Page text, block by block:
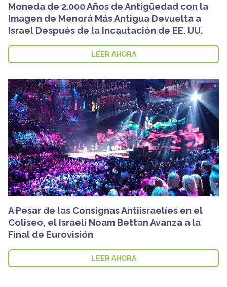
Moneda de 2.000 Años de Antigüedad con la
Imagen de Menorá Más Antigua Devuelta a
Israel Después de la Incautación de EE. UU.
LEER AHORA
A Pesar de las Consignas Antiisraelíes en el
Coliseo, el Israelí Noam Bettan Avanza a la
Final de Eurovisión
LEER AHORA